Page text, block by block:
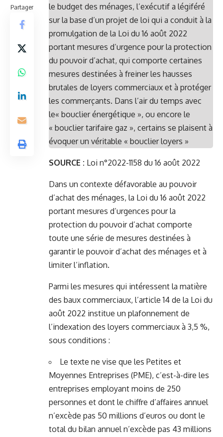
Partager
le budget des ménages, l’exécutif a légiféré
sur la base d’un projet de loi qui a conduit à la
promulgation de la Loi du 16 août 2022
portant mesures d’urgence pour la protection
du pouvoir d’achat, qui comporte certaines
mesures destinées à freiner les hausses
brutales de loyers commerciaux et à protéger
les commerçants. Dans l’air du temps avec
le« bouclier énergétique », ou encore le
« bouclier tarifaire gaz », certains se plaisent à
évoquer un véritable « bouclier loyers »
SOURCE : Loi n°2022-1158 du 16 août 2022
Dans un contexte défavorable au pouvoir
d’achat des ménages, la Loi du 16 août 2022
portant mesures d’urgences pour la
protection du pouvoir d’achat comporte
toute une série de mesures destinées à
garantir le pouvoir d’achat des ménages et à
limiter l’inflation.
Parmi les mesures qui intéressent la matière
des baux commerciaux, l’article 14 de la Loi du
août 2022 institue un plafonnement de
l’indexation des loyers commerciaux à 3,5 %,
sous conditions :
Le texte ne vise que les Petites et
Moyennes Entreprises (PME), c’est-à-dire les
entreprises employant moins de 250
personnes et dont le chiffre d’affaires annuel
n’excède pas 50 millions d’euros ou dont le
total du bilan annuel n’excède pas 43 millions